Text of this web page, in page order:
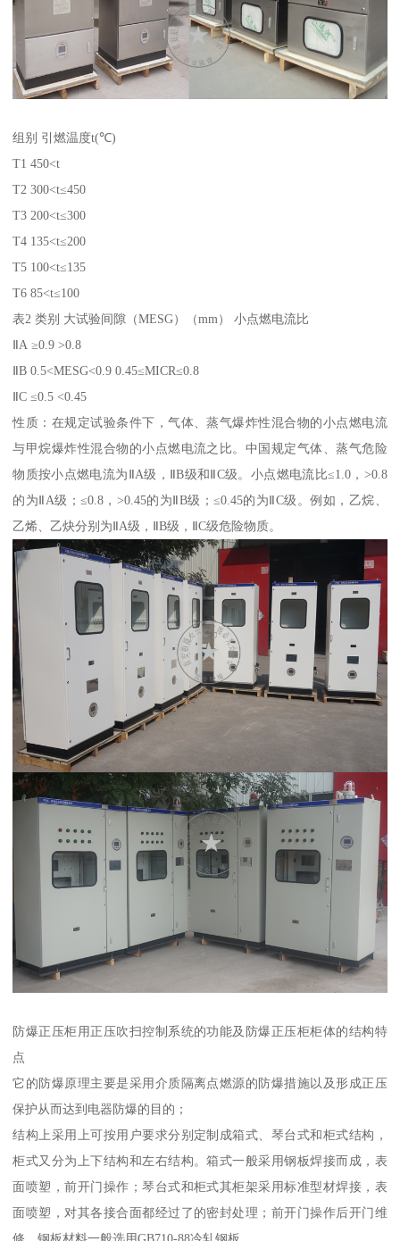
组别 引燃温度t(℃)
T1 450<t
T2 300<t≤450
T3 200<t≤300
T4 135<t≤200
T5 100<t≤135
T6 85<t≤100
表2 类别 大试验间隙（MESG）（mm） 小点燃电流比
ⅡA ≥0.9 >0.8
ⅡB 0.5<MESG<0.9 0.45≤MICR≤0.8
ⅡC ≤0.5 <0.45
性质：在规定试验条件下，气体、蒸气爆炸性混合物的小点燃电流
与甲烷爆炸性混合物的小点燃电流之比。中国规定气体、蒸气危险
物质按小点燃电流为ⅡA级，ⅡB级和ⅡC级。小点燃电流比≤1.0，>0.8
的为ⅡA级；≤0.8，>0.45的为ⅡB级；≤0.45的为ⅡC级。例如，乙烷、
乙烯、乙炔分别为ⅡA级，ⅡB级，ⅡC级危险物质。
防爆正压柜用正压吹扫控制系统的功能及防爆正压柜柜体的结构特
点
它的防爆原理主要是采用介质隔离点燃源的防爆措施以及形成正压
保护从而达到电器防爆的目的；
结构上采用上可按用户要求分别定制成箱式、琴台式和柜式结构，
柜式又分为上下结构和左右结构。箱式一般采用钢板焊接而成，表
面喷塑，前开门操作；琴台式和柜式其柜架采用标准型材焊接，表
面喷塑，对其各接合面都经过了的密封处理；前开门操作后开门维